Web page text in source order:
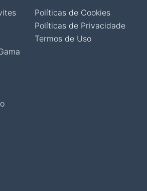
Políticas de Cookies
Políticas de Privacidade
Termos de Uso